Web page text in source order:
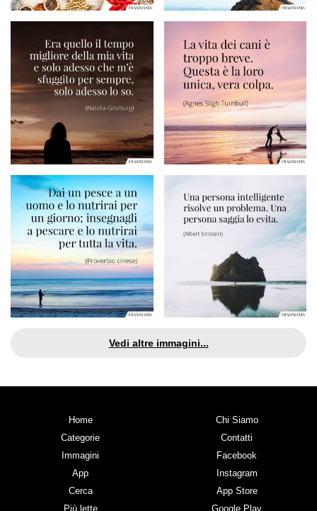
Vedi altre immagini...
Home
Categorie
Immagini
App
Cerca
Più lette
Chi Siamo
Contatti
Facebook
Instagram
App Store
Google Play